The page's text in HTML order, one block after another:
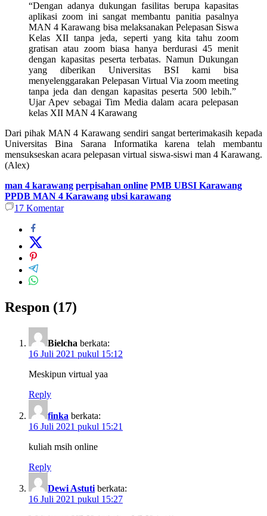
“Dengan adanya dukungan fasilitas berupa kapasitas
aplikasi zoom ini sangat membantu panitia pasalnya
MAN 4 Karawang bisa melaksanakan Pelepasan Siswa
Kelas XII tanpa jeda, seperti yang kita tahu zoom
gratisan atau zoom biasa hanya berdurasi 45 menit
dengan kapasitas peserta terbatas. Namun Dukungan
yang diberikan Universitas BSI kami bisa
menyelenggarakan Pelepasan Virtual Via zoom meeting
tanpa jeda dan dengan kapasitas peserta 500 lebih.”
Ujar Apev sebagai Tim Media dalam acara pelepasan
kelas XII MAN 4 Karawang
Dari pihak MAN 4 Karawang sendiri sangat berterimakasih kepada
Universitas Bina Sarana Informatika karena telah membantu
mensukseskan acara pelepasan virtual siswa-siswi man 4 Karawang.
(Alex)
man 4 karawang perpisahan online PMB UBSI Karawang
PPDB MAN 4 Karawang ubsi karawang
17 Komentar
Respon (17)
Bielcha berkata:
16 Juli 2021 pukul 15:12
Meskipun virtual yaa
Reply
finka berkata:
16 Juli 2021 pukul 15:21
kuliah msih online
Reply
Dewi Astuti berkata:
16 Juli 2021 pukul 15:27